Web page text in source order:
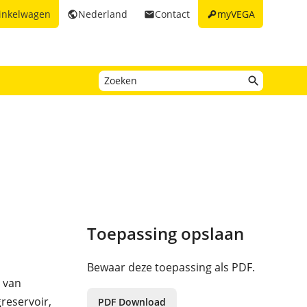
keymyVEGA
emailContact
publicNederland
Toepassing opslaan
Bewaar deze toepassing als PDF.
PDF Download